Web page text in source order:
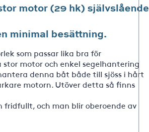
motor (29 hk) självslående
minimal besättning.
som passar lika bra för
motor och enkel segelhantering
denna båt både till sjöss i hårt
motorn. Utöver detta så finns
fridfullt, och man blir oberoende av